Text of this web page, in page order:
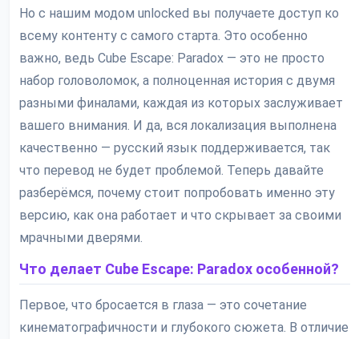
Но с нашим модом unlocked вы получаете доступ ко
всему контенту с самого старта. Это особенно
важно, ведь Cube Escape: Paradox — это не просто
набор головоломок, а полноценная история с двумя
разными финалами, каждая из которых заслуживает
вашего внимания. И да, вся локализация выполнена
качественно — русский язык поддерживается, так
что перевод не будет проблемой. Теперь давайте
разберёмся, почему стоит попробовать именно эту
версию, как она работает и что скрывает за своими
мрачными дверями.
Что делает Cube Escape: Paradox особенной?
Первое, что бросается в глаза — это сочетание
кинематографичности и глубокого сюжета. В отличие